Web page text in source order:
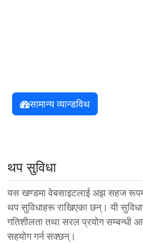
सामान्य व्यान्डविथ
थप सुविधा
यस खण्डमा वेबसाइटलाई अझ सहज
थप सुविधाहरू राखिएका छन्। यी
गतिशीलता तथा सरल प्रयोग सम्बन्धी
सहयोग गर्न सक्छन्।